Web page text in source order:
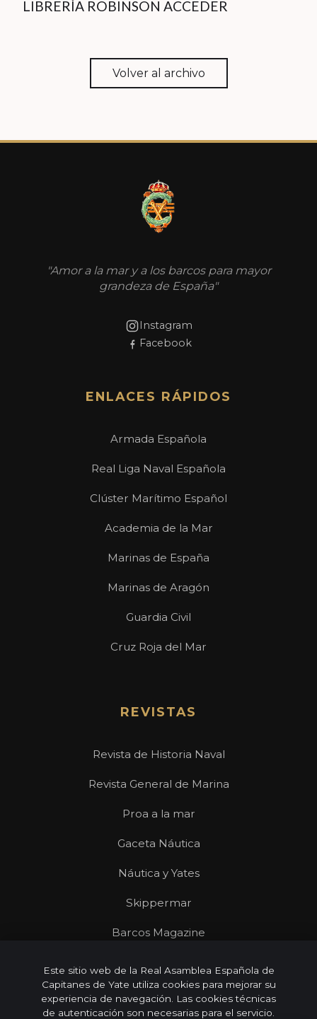
LIBRERÍA ROBINSON ACCEDER
Volver al archivo
"Amor a la mar y a los barcos para mayor
grandeza de España"
Instagram
Facebook
ENLACES RÁPIDOS
Armada Española
Real Liga Naval Española
Clúster Marítimo Español
Academia de la Mar
Marinas de España
Marinas de Aragón
Guardia Civil
Cruz Roja del Mar
REVISTAS
Revista de Historia Naval
Revista General de Marina
Proa a la mar
Gaceta Náutica
Náutica y Yates
Skippermar
Barcos Magazine
Este sitio web de la Real Asamblea Española de
Capitanes de Yate utiliza cookies para mejorar su
experiencia de navegación. Las cookies técnicas
de autenticación son necesarias para el servicio.